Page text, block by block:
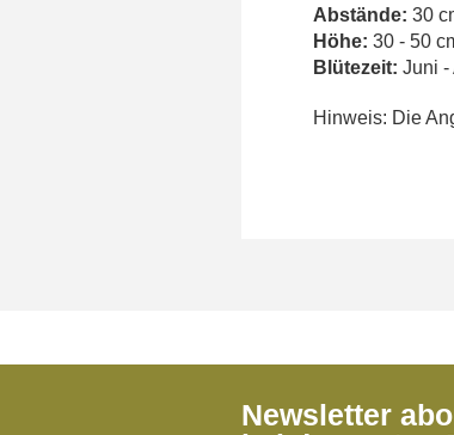
Abstände: 30
Höhe: 30 - 50
Blütezeit: Juni -
Hinweis: Die
Newsletter